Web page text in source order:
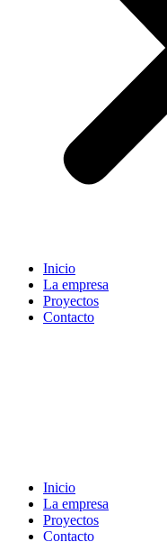
Inicio
La empresa
Proyectos
Contacto
Inicio
La empresa
Proyectos
Contacto